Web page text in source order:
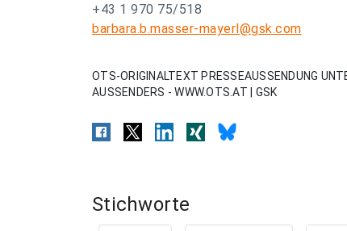
+43 1 970 75/518
barbara.b.masser-mayerl@gsk.com
OTS-ORIGINALTEXT PRESSEAUSSENDUNG
AUSSENDERS - WWW.OTS.AT | GSK
Stichworte